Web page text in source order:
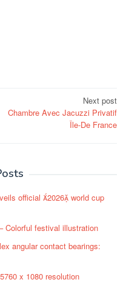
Next post
Chambre Avec Jacuzzi Privatif
Île-De France
official 2026 world cup
Colorful festival illustration
angular contact bearings:
x 1080 resolution